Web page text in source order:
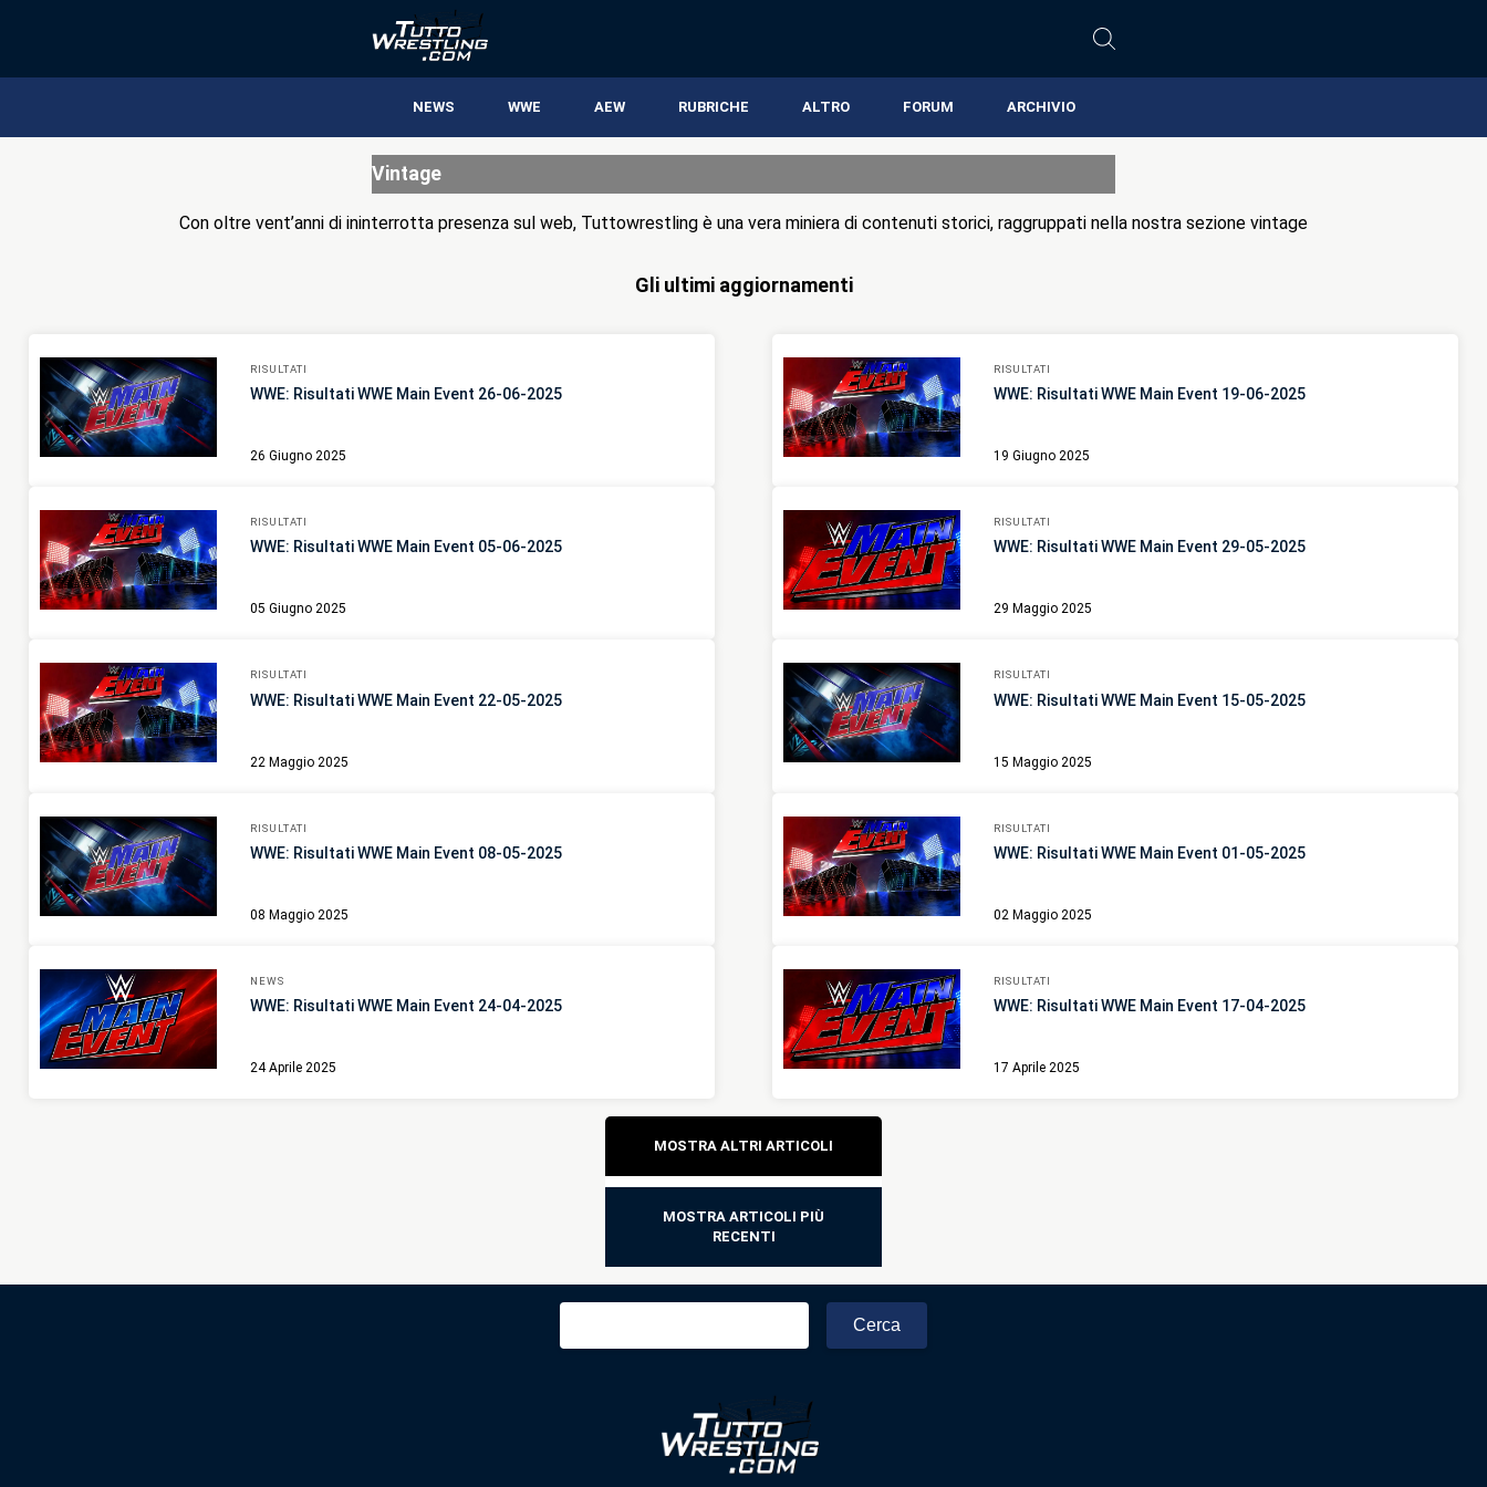
NEWS WWE AEW RUBRICHE ALTRO FORUM ARCHIVIO
Vintage
Con oltre vent’anni di ininterrotta presenza sul web, Tuttowrestling è una vera miniera di contenuti storici, raggruppati nella nostra sezione vintage
Gli ultimi aggiornamenti
RISULTATI
WWE: Risultati WWE Main Event 26-06-2025
26 Giugno 2025
RISULTATI
WWE: Risultati WWE Main Event 19-06-2025
19 Giugno 2025
RISULTATI
WWE: Risultati WWE Main Event 05-06-2025
05 Giugno 2025
RISULTATI
WWE: Risultati WWE Main Event 29-05-2025
29 Maggio 2025
RISULTATI
WWE: Risultati WWE Main Event 22-05-2025
22 Maggio 2025
RISULTATI
WWE: Risultati WWE Main Event 15-05-2025
15 Maggio 2025
RISULTATI
WWE: Risultati WWE Main Event 08-05-2025
08 Maggio 2025
RISULTATI
WWE: Risultati WWE Main Event 01-05-2025
02 Maggio 2025
NEWS
WWE: Risultati WWE Main Event 24-04-2025
24 Aprile 2025
RISULTATI
WWE: Risultati WWE Main Event 17-04-2025
17 Aprile 2025
Navigazione
articoli
MOSTRA ALTRI ARTICOLI
MOSTRA ARTICOLI PIÙ
RECENTI
Ricerca